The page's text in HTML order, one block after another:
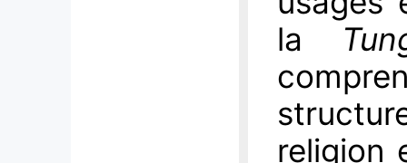
la
religion